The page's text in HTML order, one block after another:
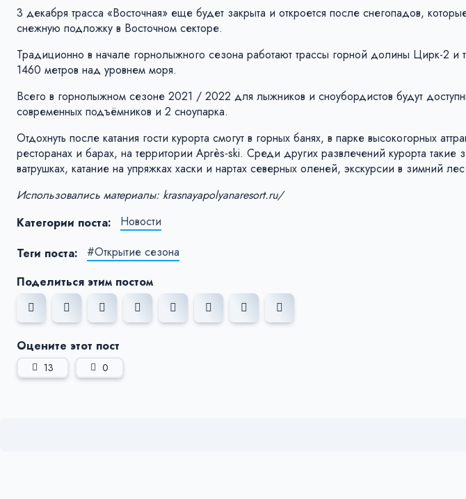
3 декабря трасса «Восточная» еще будет закрыта и откроется после снегопадов,
снежную подложку в Восточном секторе.
Традиционно в начале горнолыжного сезона работают трассы горной долины Цирк-2 и
1460 метров над уровнем моря.
Всего в горнолыжном сезоне 2021 / 2022 для лыжников и сноубордистов будут
современных подъёмников и 2 сноупарка.
Отдохнуть после катания гости курорта смогут в горных банях, в парке высокогорных
ресторанах и барах, на территории Après-ski. Среди других развлечений курорта такие
ватрушках, катание на упряжках хаски и нартах северных оленей, экскурсии в зимний
Использовались материалы: krasnayapolyanaresort.ru/
Категории поста:
Новости
Теги поста:
#Открытие сезона
Поделиться этим постом
Оцените этот пост
13 0